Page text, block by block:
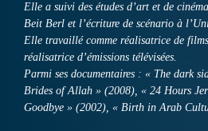
Elle a suivi des études d’art et de
Beit Berl et l’écriture de scénario à
Elle travaillé comme réalisatrice de
réalisatrice d’émissions télévisées.
Parmi ses documentaires : « The dark
Brides of Allah » (2008), « 24 Hours
Goodbye » (2002), « Birth in Arab